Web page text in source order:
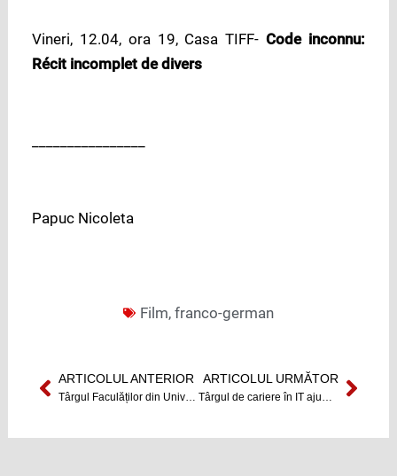
Vineri, 12.04, ora 19, Casa TIFF-Code inconnu:
Récit incomplet de divers
Papuc Nicoleta
Film, franco-german
Prev
ARTICOLUL ANTERIOR
Târgul Faculăților din Universitatea Babeș-Bolyai
ARTICOLUL URMĂTOR
Târgul de cariere în IT ajunge la Cluj-Napoca Next